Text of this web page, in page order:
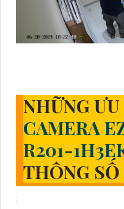
NHỮNG
CAMERA
R201-
THÔNG SỐ
: